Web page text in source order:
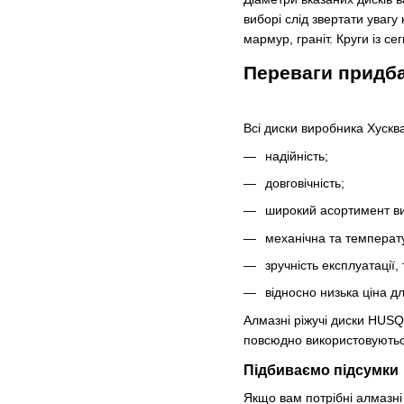
виборі слід звертати
мармур, граніт. Круги із
Переваги
Всі диски виробника
надійність;
довговічність;
широкий асортимент
механічна та
зручність
відносно низька ціна
Алмазні ріжучі диски
повсюдно
Підбиваємо підсумки
Якщо вам потрібні